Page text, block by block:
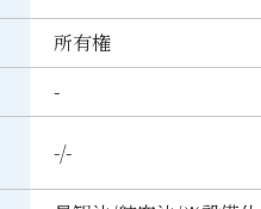
所有権
-
-/-